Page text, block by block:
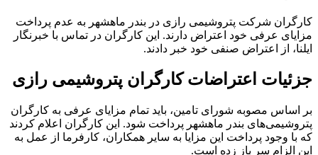
کارگران شرکت پتروشیمی رازی در بندر ماهشهر به عدم پرداخت
مزایای عرفی خود اعتراض دارند. این کارگران در تماس با خبرنگار
ایلنا، از اعتراض صنفی خود خبر دادند.
جزئیات اعتراضات کارگران پتروشیمی رازی
بر اساس مصوبه شورای تامین، باید تمام مزایای عرفی به کارگران
پتروشیمی‌های بندر ماهشهر پرداخت شود. این کارگران اعلام کردند
که با وجود پرداخت این مزایا به سایر همکاران، کارفرما از عمل به
این الزام سر باز زده است.